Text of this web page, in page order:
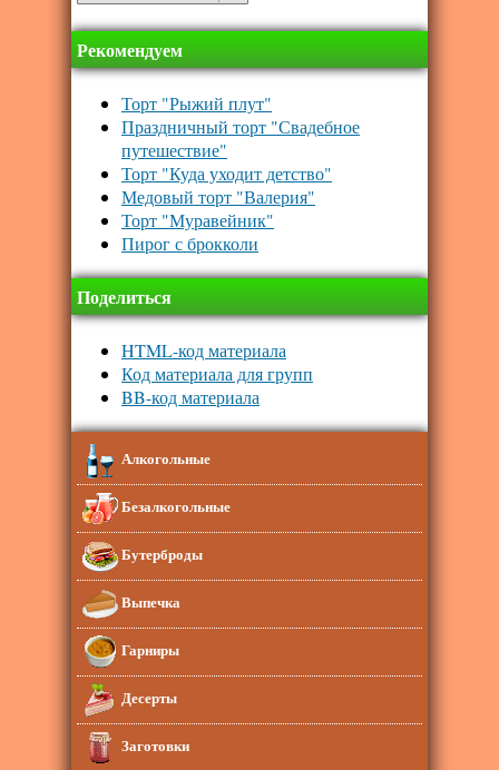
Рекомендуем
Торт "Рыжий плут"
Праздничный торт "Свадебное
путешествие"
Торт "Куда уходит детство"
Медовый торт "Валерия"
Торт "Муравейник"
Пирог с брокколи
Поделиться
HTML-код материала
Код материала для групп
BB-код материала
Алкогольные
Безалкогольные
Бутерброды
Выпечка
Гарниры
Десерты
Заготовки